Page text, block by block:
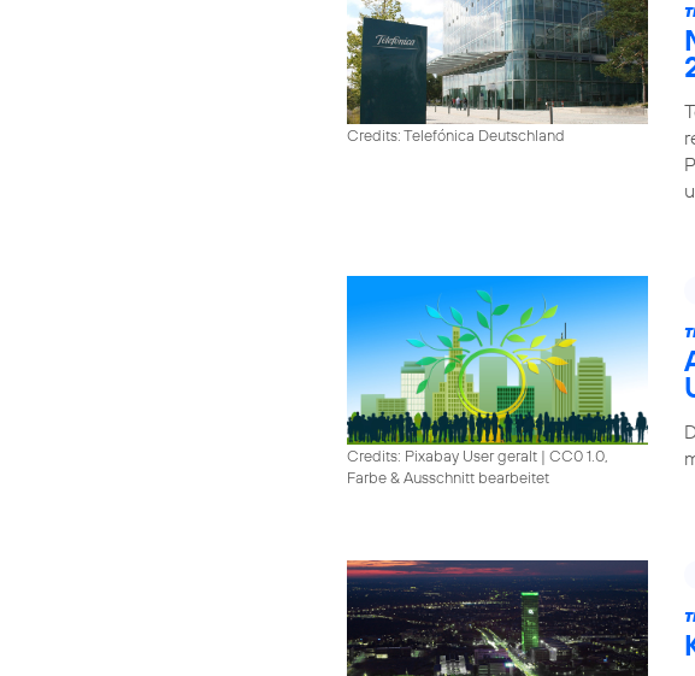
Credits: Telefónica Deutschland
Credits: Pixabay User geralt | CC0 1.0,
Farbe & Ausschnitt bearbeitet